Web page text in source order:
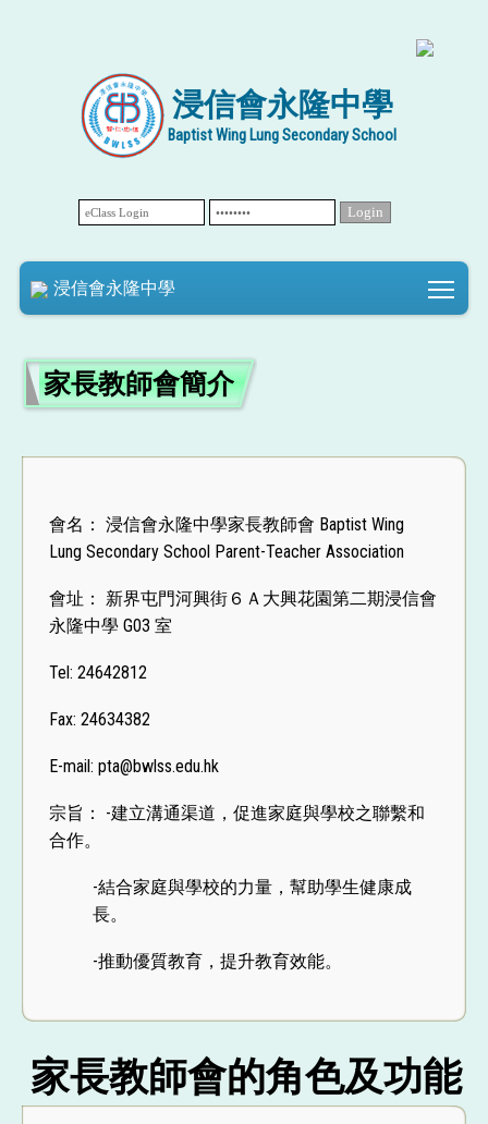
浸信會永隆中學
Baptist Wing Lung Secondary School
浸信會永隆中學
家長教師會簡介
會名： 浸信會永隆中學家長教師會 Baptist Wing
Lung Secondary School Parent-Teacher Association
會址： 新界屯門河興街６Ａ大興花園第二期浸信會
永隆中學 G03 室
Tel: 24642812
Fax: 24634382
E-mail: pta@bwlss.edu.hk
宗旨： -建立溝通渠道，促進家庭與學校之聯繫和
合作。
-結合家庭與學校的力量，幫助學生健康成
長。
-推動優質教育，提升教育效能。
家長教師會的角色及功能